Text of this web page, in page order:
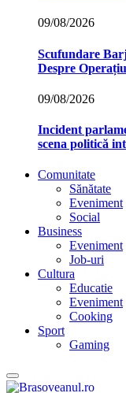
09/08/2026
Scufundare
Despre
09/08/2026
Incident
scena politică
Comunitate
Sănătate
Eveniment
Social
Business
Eveniment
Job-uri
Cultura
Educatie
Eveniment
Cooking
Sport
Gaming